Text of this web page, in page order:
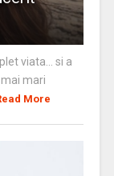
viata… si a
mari
More